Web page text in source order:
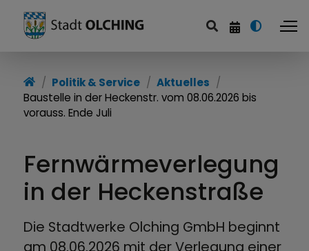
Politik & Service
Aktuelles
Baustelle in der Heckenstr. vom 08.06.2026 bis
vorauss. Ende Juli
Fernwärmeverlegung
in der Heckenstraße
Die Stadtwerke Olching GmbH beginnt
am 08.06.2026 mit der Verlegung einer